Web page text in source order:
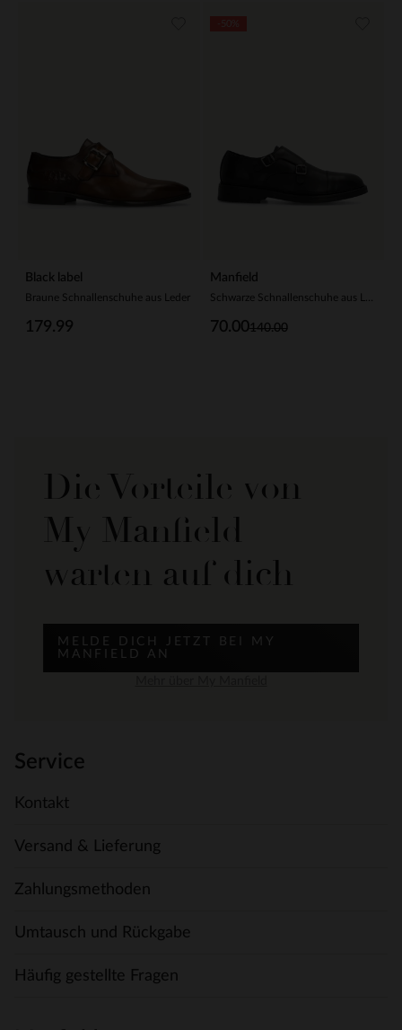
Black label
Braune Schnallenschuhe aus Leder
179.99
Manfield
140.00
70.00
Die Vorteile von
My Manfield
warten auf dich
MELDE DICH JETZT BEI MY
MANFIELD AN
Service
Kontakt
Versand & Lieferung
Zahlungsmethoden
Umtausch und Rückgabe
Häufig gestellte Fragen